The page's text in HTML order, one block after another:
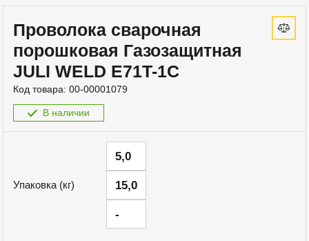
Проволока сварочная
порошковая Газозащитная
JULI WELD E71T-1C
Код товара: 00-00001079
В наличии
Упаковка (кг)
5,0
15,0
-